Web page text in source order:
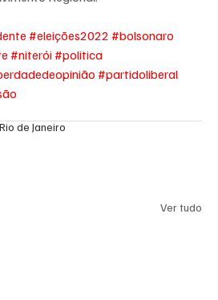
de Janeiro
#eleições2022 #bolsonaro
#niterói #politica
#partidoliberal
Ver tudo